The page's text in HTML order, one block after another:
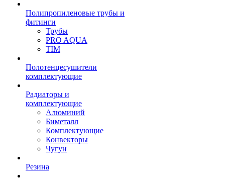
Полипропиленовые трубы и
фитинги
Трубы
PRO AQUA
TIM
Полотенцесушители
комплектующие
Радиаторы и
комплектующие
Алюминий
Биметалл
Комплектующие
Конвекторы
Чугун
Резина